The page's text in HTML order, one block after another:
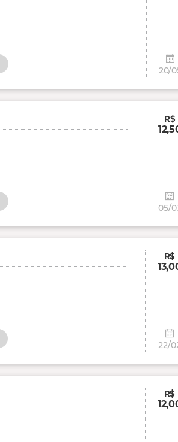
20/
R$
05/
R$
22/
R$